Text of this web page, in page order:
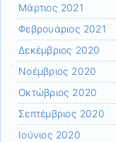
Μάρτιος 2021
Φεβρουάριος 2021
Δεκέμβριος 2020
Νοέμβριος 2020
Οκτώβριος 2020
Σεπτέμβριος 2020
Ιούνιος 2020